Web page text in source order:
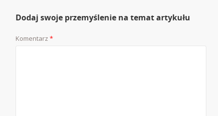
Dodaj swoje przemyślenie na temat artykułu
Komentarz*